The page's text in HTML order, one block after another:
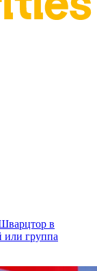
в
или группа